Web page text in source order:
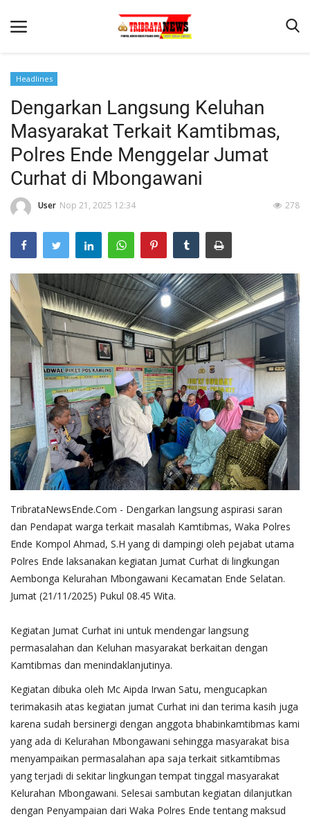
Beranda
Terms & Conditions
Lantas
Mitra Polisi
Polisi Kita
Headlines
Dengarkan Langsung Keluhan
Masyarakat Terkait Kamtibmas,
Polres Ende Menggelar Jumat
Curhat di Mbongawani
User Nop 21, 2025 12:34 278
TribrataNewsEnde.Com - Dengarkan langsung aspirasi saran
dan Pendapat warga terkait masalah Kamtibmas, Waka Polres
Ende Kompol Ahmad, S.H yang di dampingi oleh pejabat utama
Polres Ende laksanakan kegiatan Jumat Curhat di lingkungan
Aembonga Kelurahan Mbongawani Kecamatan Ende Selatan.
Jumat (21/11/2025) Pukul 08.45 Wita.
Kegiatan Jumat Curhat ini untuk mendengar langsung
permasalahan dan Keluhan masyarakat berkaitan dengan
Kamtibmas dan menindaklanjutinya.
Kegiatan dibuka oleh Mc Aipda Irwan Satu, mengucapkan
terimakasih atas kegiatan jumat Curhat ini dan terima kasih juga
karena sudah bersinergi dengan anggota bhabinkamtibmas kami
yang ada di Kelurahan Mbongawani sehingga masyarakat bisa
menyampaikan permasalahan apa saja terkait sitkamtibmas
yang terjadi di sekitar lingkungan tempat tinggal masyarakat
Kelurahan Mbongawani. Selesai sambutan kegiatan dilanjutkan
dengan Penyampaian dari Waka Polres Ende tentang maksud